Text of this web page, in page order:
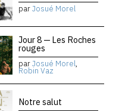
parJosué Morel
Jour 8 — Les Roches
rouges
parJosué Morel,
Robin Vaz
Notre salut